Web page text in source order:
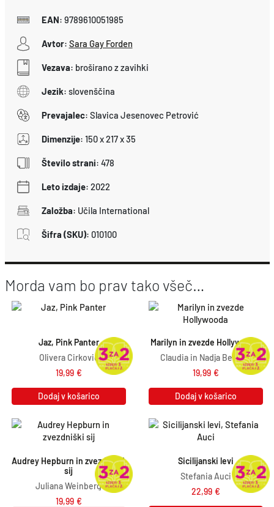
EAN: 9789610051985
Avtor: Sara Gay Forden
Vezava: broširano z zavihki
Jezik: slovenščina
Prevajalec: Slavica Jesenovec Petrović
Dimenzije: 150 x 217 x 35
Število strani: 478
Leto izdaje: 2022
Založba: Učila International
Šifra (SKU): 010100
Morda vam bo prav tako všeč…
Jaz, Pink Panter
Olivera Ćirković
19,99 €
Dodaj v košarico
Marilyn in zvezde Hollywooda
Claudia in Nadja Beinert
19,99 €
Dodaj v košarico
Audrey Hepburn in zvezdniški
sij
Juliana Weinberg
19,99 €
Sicilijanski levi
Stefania Auci
22,99 €